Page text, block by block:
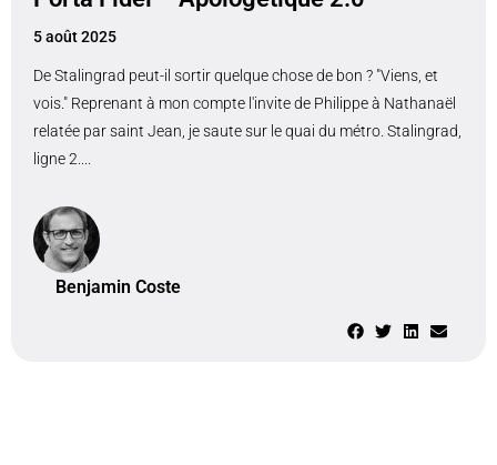
5 août 2025
De Stalingrad peut-il sortir quelque chose de bon ? "Viens, et
vois." Reprenant à mon compte l'invite de Philippe à Nathanaël
relatée par saint Jean, je saute sur le quai du métro. Stalingrad,
ligne 2....
Benjamin Coste